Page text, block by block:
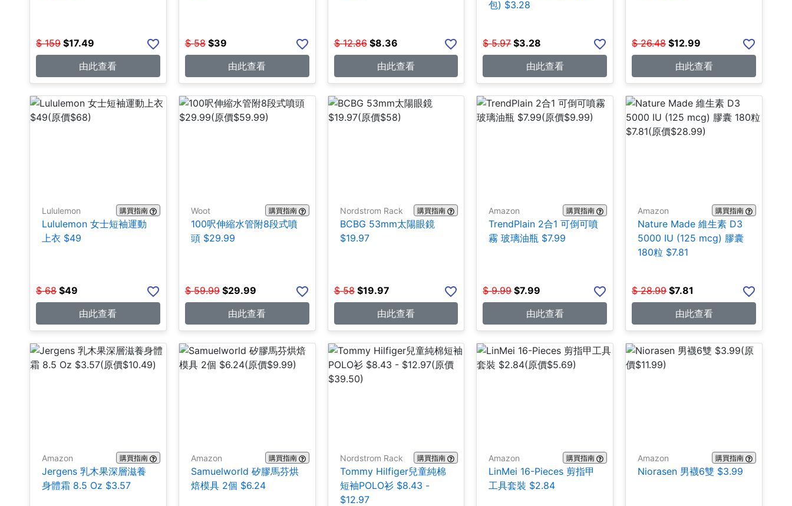
$ 159 $17.49
由此查看
$ 58 $39
由此查看
$ 12.86 $8.36
由此查看
包) $3.28
$ 5.97 $3.28
由此查看
$ 26.48 $12.99
由此查看
Lululemon 購買指南
Lululemon 女士短袖運動
上衣 $49
$ 68 $49
由此查看
Woot 購買指南
100呎伸縮水管附8段式噴
頭 $29.99
$ 59.99 $29.99
由此查看
Nordstrom Rack 購買指南
BCBG 53mm太陽眼鏡
$19.97
$ 58 $19.97
由此查看
Amazon 購買指南
TrendPlain 2合1 可倒可噴
霧 玻璃油瓶 $7.99
$ 9.99 $7.99
由此查看
Amazon 購買指南
Nature Made 維生素 D3
5000 IU (125 mcg) 膠囊
180粒 $7.81
$ 28.99 $7.81
由此查看
Amazon 購買指南
Jergens 乳木果深層滋養
身體霜 8.5 Oz $3.57
Amazon 購買指南
Samuelworld 矽膠馬芬烘
焙模具 2個 $6.24
Nordstrom Rack 購買指南
Tommy Hilfiger兒童純棉
短袖POLO衫 $8.43 -
$12.97
Amazon 購買指南
LinMei 16-Pieces 剪指甲
工具套裝 $2.84
Amazon 購買指南
Niorasen 男襪6雙 $3.99